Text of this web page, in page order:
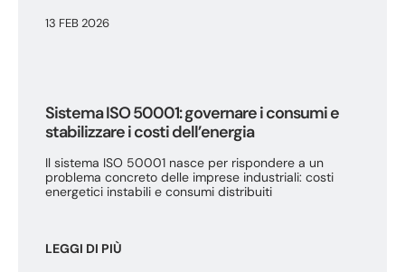
13 FEB 2026
Sistema ISO 50001: governare i consumi e
stabilizzare i costi dell’energia
Il sistema ISO 50001 nasce per rispondere a un
problema concreto delle imprese industriali: costi
energetici instabili e consumi distribuiti
LEGGI DI PIÙ